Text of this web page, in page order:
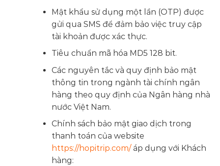
Mật khẩu sử dụng một lần (OTP) được
gửi qua SMS để đảm bảo việc truy cập
tài khoản được xác thực.
Tiêu chuẩn mã hóa MD5 128 bit.
Các nguyên tắc và quy định bảo mật
thông tin trong ngành tài chính ngân
hàng theo quy định của Ngân hàng nhà
nước Việt Nam.
Chính sách bảo mật giao dịch trong
thanh toán của website
https://hopitrip.com/áp dụng với Khách
hàng: